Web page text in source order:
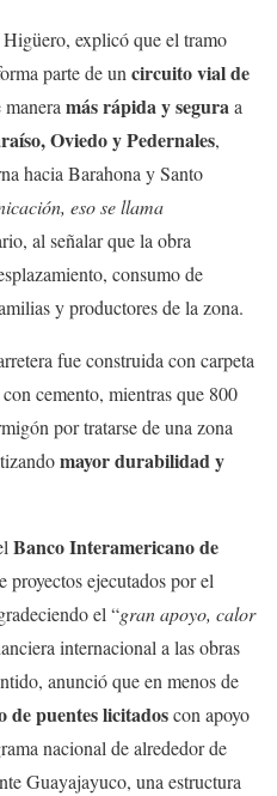
explicó que el tramo
parte de un circuito vial de
más rápida y seguraa
Oviedo y Pedernales,
hacia Barahona y Santo
eso se llama
al señalar que la obra
consumo de
y productores de la zona.
fue construida con carpeta
cemento, mientras que 800
por tratarse de una zona
mayor durabilidad y
Banco Interamericano de
ejecutados por el
el “gran apoyo, calor
internacional a las obras
anunció que en menos de
puentes licitadoscon apoyo
nacional de alrededor de
Guayajayuco, una estructura